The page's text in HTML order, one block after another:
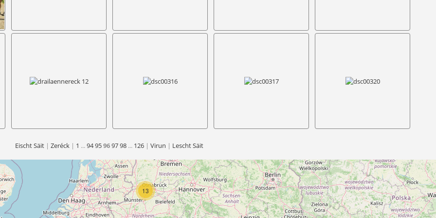
Eischt Säit| Zeréck| 1 ...9495969798... 126 | Virun | Lescht Säit
13